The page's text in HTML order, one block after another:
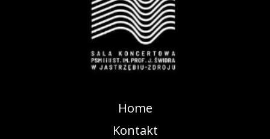
Home
Kontakt